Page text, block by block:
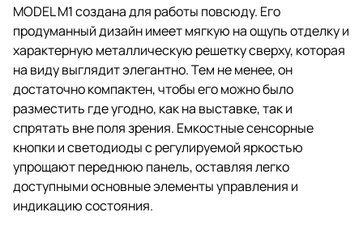
MODEL M1 создана для работы повсюду. Его
продуманный дизайн имеет мягкую на ощупь отделку и
характерную металлическую решетку сверху, которая
на виду выглядит элегантно. Тем не менее, он
достаточно компактен, чтобы его можно было
разместить где угодно, как на выставке, так и
спрятать вне поля зрения. Емкостные сенсорные
кнопки и светодиоды с регулируемой яркостью
упрощают переднюю панель, оставляя легко
доступными основные элементы управления и
индикацию состояния.